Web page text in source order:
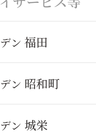
ン 福田
ン 昭和町
ン 城栄